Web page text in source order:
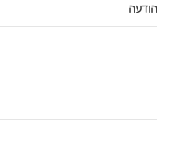
הודעה